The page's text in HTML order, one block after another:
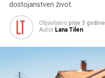
dostojanstven život.
Objavljeno prije 3 godine
Autor Lana Tilen